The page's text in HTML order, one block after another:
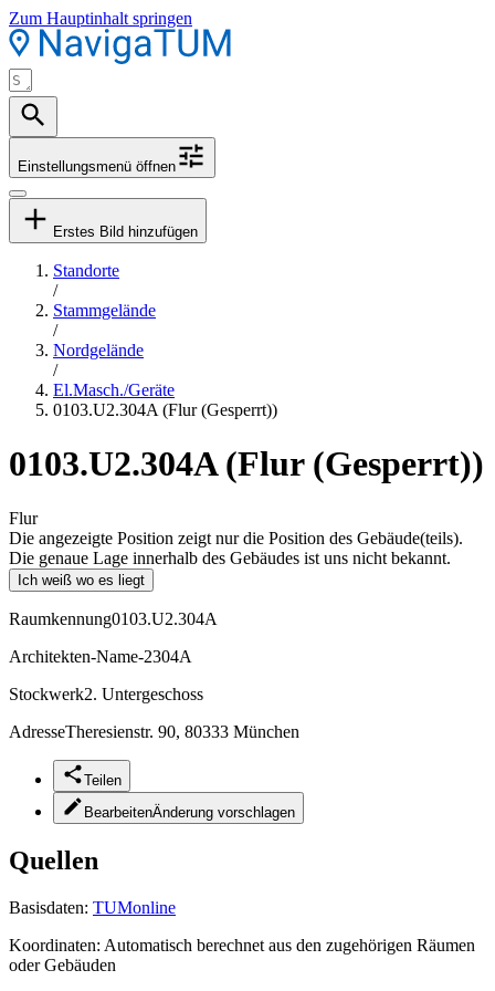
Zum Hauptinhalt springen
Einstellungsmenü öffnen
Erstes Bild hinzufügen
Standorte
/
Stammgelände
/
Nordgelände
/
El.Masch./Geräte
0103.U2.304A (Flur (Gesperrt))
0103.U2.304A (Flur (Gesperrt))
Flur
Die angezeigte Position zeigt nur die Position des Gebäude(teils).
Die genaue Lage innerhalb des Gebäudes ist uns nicht bekannt.
Ich weiß wo es liegt
Raumkennung0103.U2.304A
Architekten-Name-2304A
Stockwerk2. Untergeschoss
AdresseTheresienstr. 90, 80333 München
Teilen
BearbeitenÄnderung vorschlagen
Quellen
Basisdaten: TUMonline
Koordinaten: Automatisch berechnet aus den zugehörigen Räumen
oder Gebäuden